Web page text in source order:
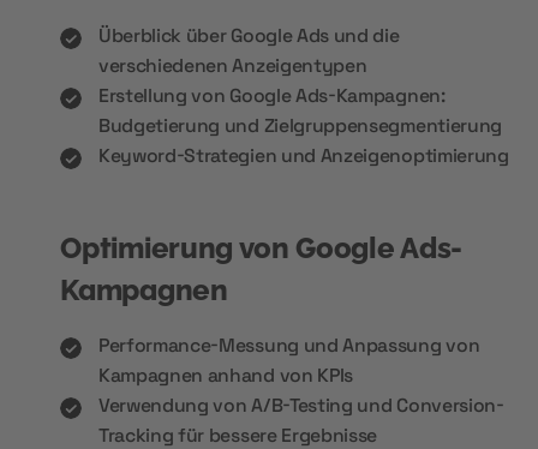
Überblick über Google Ads und die
verschiedenen Anzeigentypen
Erstellung von Google Ads-Kampagnen:
Budgetierung und Zielgruppensegmentierung
Keyword-Strategien und Anzeigenoptimierung
Optimierung von Google Ads-
Kampagnen
Performance-Messung und Anpassung von
Kampagnen anhand von KPIs
Verwendung von A/B-Testing und Conversion-
Tracking für bessere Ergebnisse